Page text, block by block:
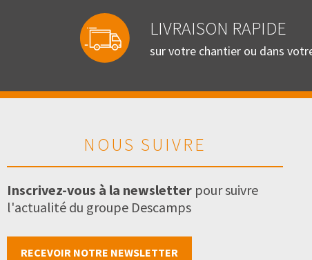
LIVRAISON RAPIDE
sur votre chantier ou dans
NOUS SUIVRE
Inscrivez-vous à la newsletter pour suivre
l'actualité du groupe Descamps
RECEVOIR NOTRE NEWSLETTER